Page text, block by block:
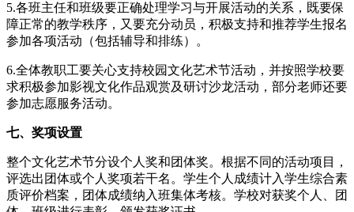
5.各班主任和班级要正确处理学习与开展活动的关系，既要保
障正常的教学秩序，又要充分动员，积极支持和推荐学生报名
参加各项活动（包括辅导和排练）。
6.全体教职工要关心支持校园文化艺术节活动，并按照学校要
求积极参加影视文化作品观赏及研讨沙龙活动，部分老师还要
参加志愿服务活动。
七、奖项设置
整个文化艺术节分设个人奖和团体奖。根据不同的活动项目，
评选出团体或个人奖项若干名。学生个人成绩计入学生综合素
质评价档案，团体成绩纳入班集体考核。学校对获奖个人、团